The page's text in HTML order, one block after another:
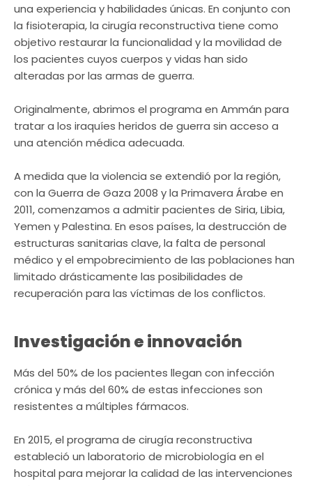
una experiencia y habilidades únicas. En conjunto con
la fisioterapia, la cirugía reconstructiva tiene como
objetivo restaurar la funcionalidad y la movilidad de
los pacientes cuyos cuerpos y vidas han sido
alteradas por las armas de guerra.
Originalmente, abrimos el programa en Ammán para
tratar a los iraquíes heridos de guerra sin acceso a
una atención médica adecuada.
A medida que la violencia se extendió por la región,
con la Guerra de Gaza 2008 y la Primavera Árabe en
2011, comenzamos a admitir pacientes de Siria, Libia,
Yemen y Palestina. En esos países, la destrucción de
estructuras sanitarias clave, la falta de personal
médico y el empobrecimiento de las poblaciones han
limitado drásticamente las posibilidades de
recuperación para las víctimas de los conflictos.
Investigación e innovación
Más del 50% de los pacientes llegan con infección
crónica y más del 60% de estas infecciones son
resistentes a múltiples fármacos.
En 2015, el programa de cirugía reconstructiva
estableció un laboratorio de microbiología en el
hospital para mejorar la calidad de las intervenciones